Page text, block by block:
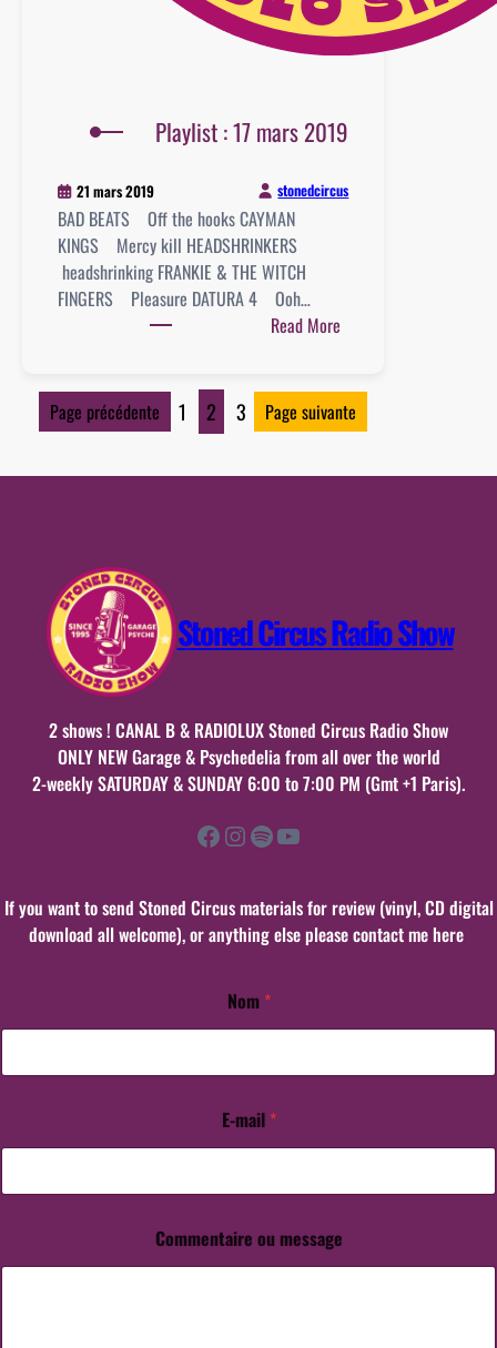
Playlist : 17 mars 2019
21 mars 2019 stonedcircus
BAD BEATS Off the hooks CAYMAN
KINGS Mercy kill HEADSHRINKERS
headshrinking FRANKIE & THE WITCH
FINGERS Pleasure DATURA 4 Ooh…
Read More
17
mars
Page précédente 1 2 3 Page suivante
Stoned Circus Radio Show
2 shows ! CANAL B & RADIOLUX Stoned Circus Radio Show
ONLY NEW Garage & Psychedelia from all over the world
2-weekly SATURDAY & SUNDAY 6:00 to 7:00 PM (Gmt +1 Paris).
Facebook Instagram Spotify YouTube
If you want to send Stoned Circus materials for review (vinyl, CD digital
download all welcome), or anything else please contact me here
Nom *
E-mail *
N
o
Commentaire ou message